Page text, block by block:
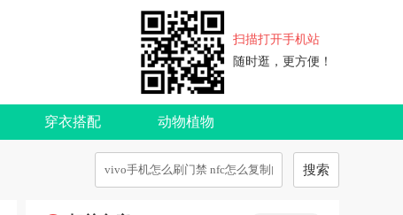
扫描打开手机站
随时逛，更方便！
穿衣搭配 动物植物
搜索